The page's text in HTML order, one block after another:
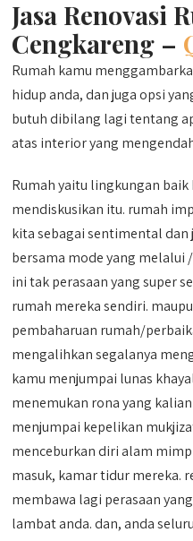
Jasa Renovasi
Cengkareng –
Rumah kamu
hidup anda, dan juga opsi
butuh dibilang lagi tentang
atas interior yang
Rumah yaitu lingkungan
mendiskusikan itu. rumah
kita sebagai sentimental dan
bersama mode yang melalui
ini tak perasaan yang super
rumah mereka sendiri.
pembaharuan rumah/
mengalihkan segalanya
kamu menjumpai lunas
menemukan rona yang
menjumpai kepelikan
menceburkan diri alam
masuk, kamar tidur mereka.
membawa lagi perasaan
lambat anda. dan, anda